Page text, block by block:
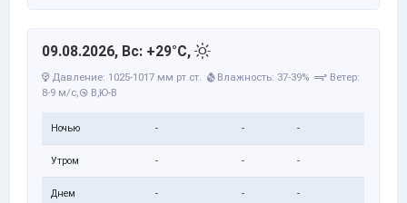
09.08.2026, Вс: +29°C,
Давление: 1025-1017 мм рт.ст. Влажность: 37-39%
Ветер:
8-9 м/с,
В,Ю-В
Ночью - - -
Утром - - -
Днем - - -